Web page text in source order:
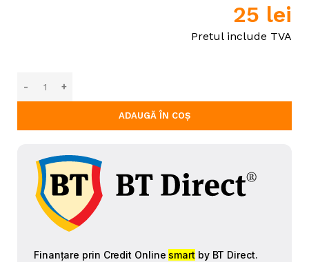
25 lei
Pretul include TVA
ADAUGĂ ÎN COȘ